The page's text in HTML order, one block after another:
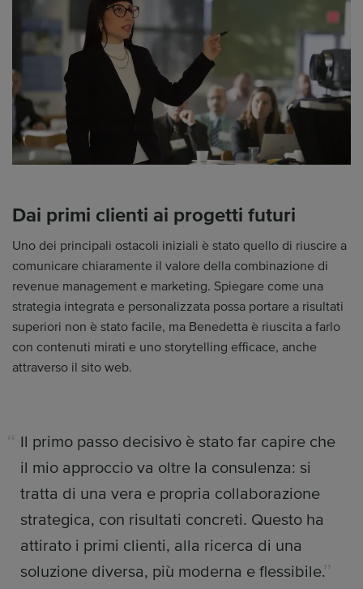
Dai primi clienti ai progetti futuri
Uno dei principali ostacoli iniziali è stato quello di riuscire a
comunicare chiaramente il valore della combinazione di
revenue management e marketing. Spiegare come una
strategia integrata e personalizzata possa portare a risultati
superiori non è stato facile, ma Benedetta è riuscita a farlo
con contenuti mirati e uno storytelling efficace, anche
attraverso il sito web.
Il primo passo decisivo è stato far capire che
il mio approccio va oltre la consulenza: si
tratta di una vera e propria collaborazione
strategica, con risultati concreti. Questo ha
attirato i primi clienti, alla ricerca di una
soluzione diversa, più moderna e flessibile.